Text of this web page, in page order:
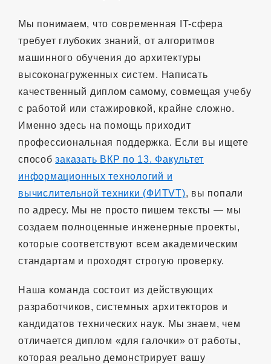
Мы понимаем, что современная IT-сфера
требует глубоких знаний, от алгоритмов
машинного обучения до архитектуры
высоконагруженных систем. Написать
качественный диплом самому, совмещая учебу
с работой или стажировкой, крайне сложно.
Именно здесь на помощь приходит
профессиональная поддержка. Если вы ищете
способзаказать ВКР по 13. Факультет
информационных технологий и
вычислительной техники (ФИTVТ), вы попали
по адресу. Мы не просто пишем тексты — мы
создаем полноценные инженерные проекты,
которые соответствуют всем академическим
стандартам и проходят строгую проверку.
Наша команда состоит из действующих
разработчиков, системных архитекторов и
кандидатов технических наук. Мы знаем, чем
отличается диплом «для галочки» от работы,
которая реально демонстрирует вашу